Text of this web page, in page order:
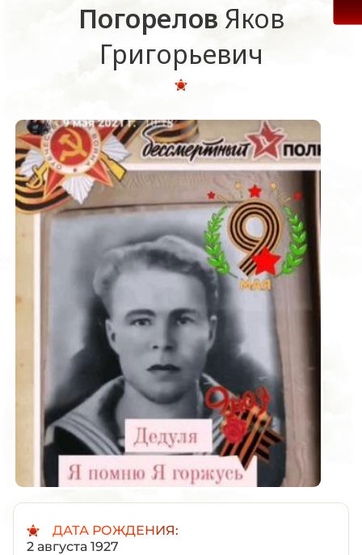
Погорелов Яков
Григорьевич
ДАТА РОЖДЕНИЯ:
2 августа 1927